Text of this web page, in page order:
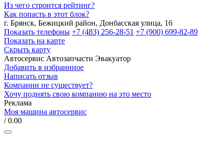
Из чего строится рейтинг?
Как попасть в этот блок?
г. Брянск, Бежицкий район, Донбасская улица, 16
Показать телефоны +7 (483) 256-28-51 +7 (900) 699-82-89
Показать на карте
Скрыть карту
Автосервис Автозапчасти Эвакуатор
Добавить в избраннное
Написать отзыв
Компании не существует?
Хочу поднять свою компанию на это место
Реклама
Моя машина автосервис
/ 0.00